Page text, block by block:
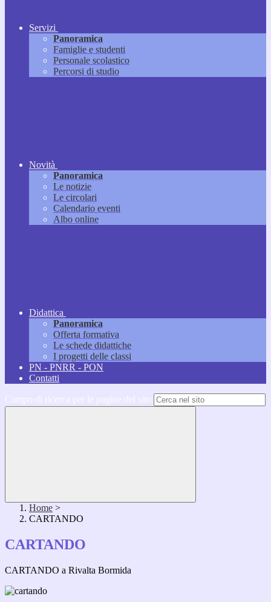
Servizi
Panoramica
Famiglie e studenti
Personale scolastico
Percorsi di studio
Novità
Panoramica
Le notizie
Le circolari
Calendario eventi
Albo online
Didattica
Panoramica
Offerta formativa
Le schede didattiche
I progetti delle classi
PN - PNRR - PON
Contatti
Home >
CARTANDO
CARTANDO
CARTANDO a Rivalta Bormida